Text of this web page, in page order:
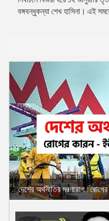
বঙ্গবন্ধুকন্যা শেখ হাসিনা। এই সময়ে
দেশের অর্থনীতির মরণরোগ :